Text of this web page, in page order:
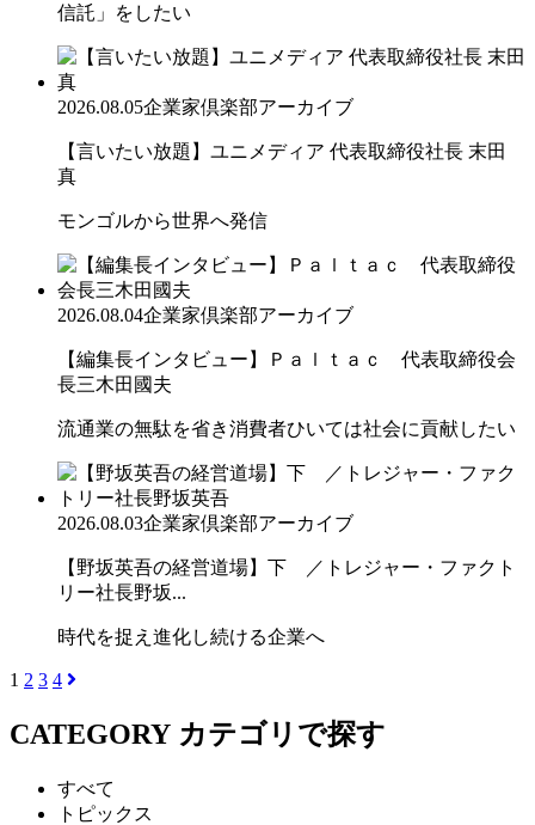
信託」をしたい
2026.08.05企業家倶楽部アーカイブ
【言いたい放題】ユニメディア 代表取締役社長 末田
真
モンゴルから世界へ発信
2026.08.04企業家倶楽部アーカイブ
【編集長インタビュー】Ｐａｌｔａｃ 代表取締役会
長三木田國夫
流通業の無駄を省き消費者ひいては社会に貢献したい
2026.08.03企業家倶楽部アーカイブ
【野坂英吾の経営道場】下 ／トレジャー・ファクト
リー社長野坂...
時代を捉え進化し続ける企業へ
1 2 3 4
CATEGORY カテゴリで探す
すべて
トピックス